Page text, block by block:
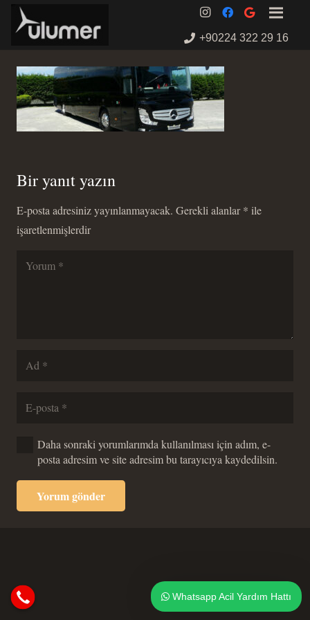
+90224 322 29 16
Bir yanıt yazın
E-posta adresiniz yayınlanmayacak. Gerekli alanlar* ile
işaretlenmişlerdir
Daha sonraki yorumlarımda kullanılması için adım, e-
posta adresim ve site adresim bu tarayıcıya kaydedilsin.
Yorum gönder
Whatsapp Acil Yardım Hattı